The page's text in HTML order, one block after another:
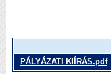
PÁLYÁZATI KIÍRÁS.pdf